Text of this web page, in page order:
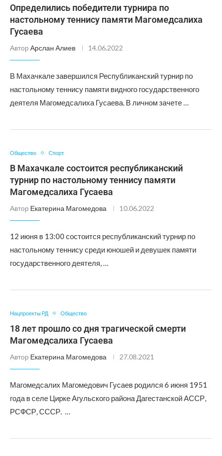
Определились победители турнира по
настольному теннису памяти Магомедсалиха
Гусаева
Автор Арслан Алиев 14.06.2022
В Махачкале завершился Республиканский турнир по
настольному теннису памяти видного государственного
деятеля Магомедсалиха Гусаева. В личном зачете …
Общество Спорт
В Махачкале состоится республиканский
турнир по настольному теннису памяти
Магомедсалиха Гусаева
Автор Екатерина Магомедова 10.06.2022
12 июня в 13:00 состоится республиканский турнир по
настольному теннису среди юношей и девушек памяти
государственного деятеля, …
Нацпроекты РД Общество
18 лет прошло со дня трагической смерти
Магомедсалиха Гусаева
Автор Екатерина Магомедова 27.08.2021
Магомедсалих Магомедович Гусаев родился 6 июня 1951
года в селе Цирке Агульского района Дагестанской АССР,
РСФСР, СССР. …